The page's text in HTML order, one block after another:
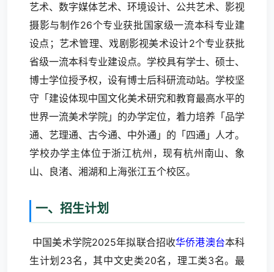
艺术、数字媒体艺术、环境设计、公共艺术、影视
摄影与制作26个专业获批国家级一流本科专业建
设点；艺术管理、戏剧影视美术设计2个专业获批
省级一流本科专业建设点。学校具有学士、硕士、
博士学位授予权，设有博士后科研流动站。学校坚
守「建设体现中国文化美术研究和教育最高水平的
世界一流美术学院」的办学定位，着力培养「品学
通、艺理通、古今通、中外通」的「四通」人才。
学校办学主体位于浙江杭州，现有杭州南山、象
山、良渚、湘湖和上海张江五个校区。
一、招生计划
中国美术学院2025年拟联合招收华侨港澳台本科
生计划23名，其中文史类20名，理工类3名。最